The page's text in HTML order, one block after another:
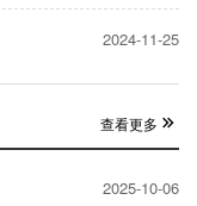
2024-11-25
查看更多
2025-10-06